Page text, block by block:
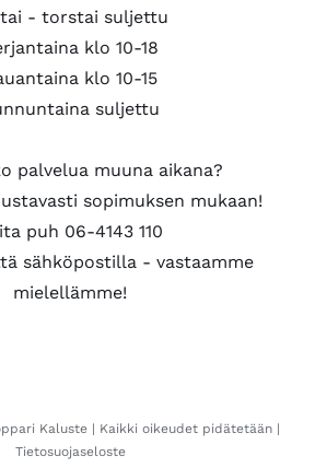
- torstai suljettu
klo 10-18
klo 10-15
suljettu
palvelua muuna aikana?
sopimuksen mukaan!
puh 06-4143 110
sähköpostilla - vastaamme
mielellämme!
Kaluste | Kaikki oikeudet pidätetään |
Tietosuojaseloste